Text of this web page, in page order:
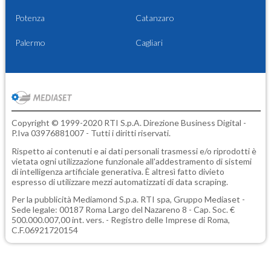
Potenza Catanzaro
Palermo Cagliari
Copyright © 1999-2020 RTI S.p.A. Direzione Business Digital -
P.Iva 03976881007 - Tutti i diritti riservati.
Rispetto ai contenuti e ai dati personali trasmessi e/o riprodotti è
vietata ogni utilizzazione funzionale all'addestramento di sistemi
di intelligenza artificiale generativa. È altresì fatto divieto
espresso di utilizzare mezzi automatizzati di data scraping.
Per la pubblicità Mediamond S.p.a. RTI spa, Gruppo Mediaset -
Sede legale: 00187 Roma Largo del Nazareno 8 - Cap. Soc. €
500.000.007,00 int. vers. - Registro delle Imprese di Roma,
C.F.06921720154